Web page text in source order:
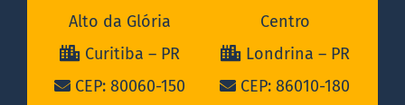
Alto da Glória
Curitiba – PR
CEP: 80060-150
Centro
Londrina – PR
CEP: 86010-180